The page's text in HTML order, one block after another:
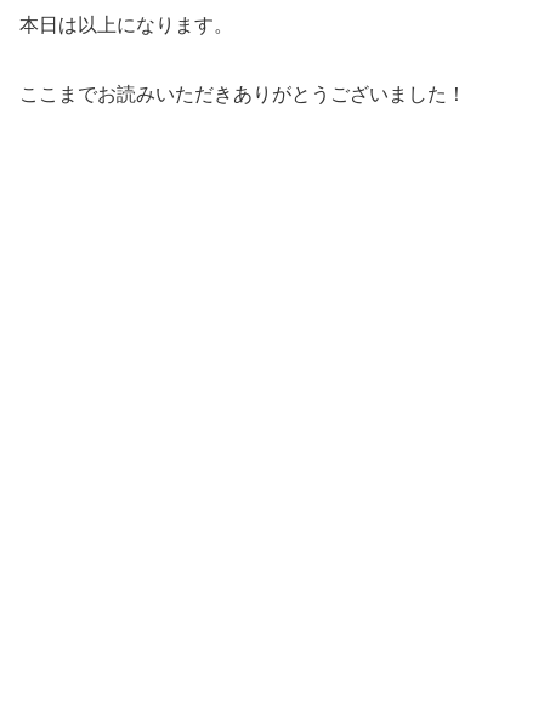
本日は以上になります。
ここまでお読みいただきありがとうございました！